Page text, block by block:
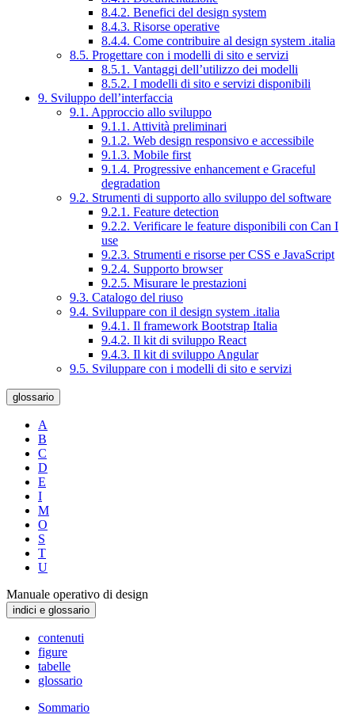
8.4.2. Benefici del design system
8.4.3. Risorse operative
8.4.4. Come contribuire al design system .italia
8.5. Progettare con i modelli di sito e servizi
8.5.1. Vantaggi dell’utilizzo dei modelli
8.5.2. I modelli di sito e servizi disponibili
9. Sviluppo dell’interfaccia
9.1. Approccio allo sviluppo
9.1.1. Attività preliminari
9.1.2. Web design responsivo e accessibile
9.1.3. Mobile first
9.1.4. Progressive enhancement e Graceful
degradation
9.2. Strumenti di supporto allo sviluppo del software
9.2.1. Feature detection
9.2.2. Verificare le feature disponibili con Can I
use
9.2.3. Strumenti e risorse per CSS e JavaScript
9.2.4. Supporto browser
9.2.5. Misurare le prestazioni
9.3. Catalogo del riuso
9.4. Sviluppare con il design system .italia
9.4.1. Il framework Bootstrap Italia
9.4.2. Il kit di sviluppo React
9.4.3. Il kit di sviluppo Angular
9.5. Sviluppare con i modelli di sito e servizi
glossario
A
B
C
D
E
I
M
O
S
T
U
Manuale operativo di design
indici e glossario
contenuti
figure
tabelle
glossario
Sommario